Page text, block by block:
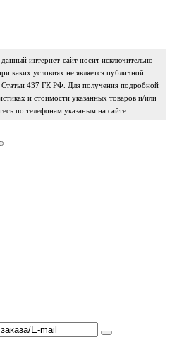
интернет-сайт носит исключительно
каких условиях не является публичной
437 ГК РФ. Для получения подробной
и стоимости указанных товаров и/или
по телефонам указаным на сайте